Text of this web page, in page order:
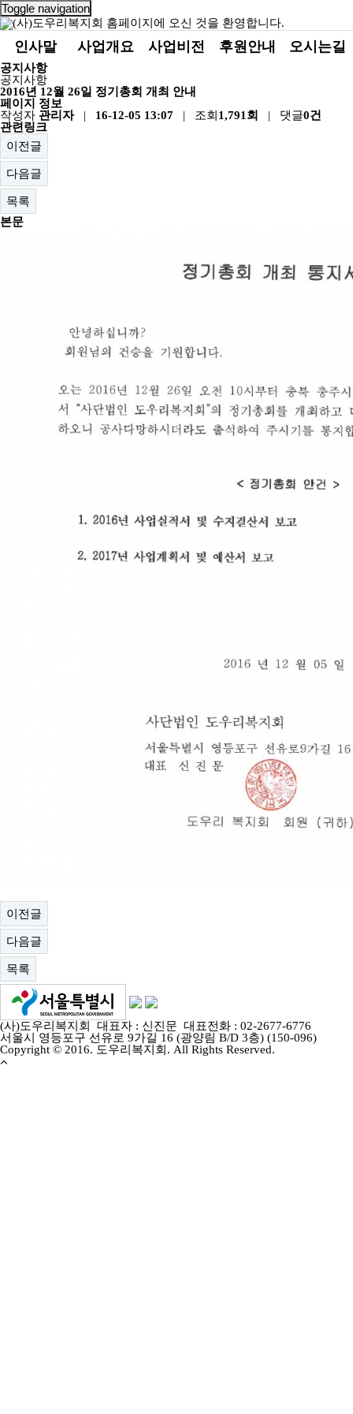
Toggle navigation
인사말 사업개요 사업비전 후원안내 오시는길
공지사항
공지사항
2016년 12월 26일 정기총회 개최 안내
페이지 정보
작성자 관리자| 16-12-05 13:07 | 조회1,791회 | 댓글0건
관련링크
이전글
다음글
목록
본문
이전글
다음글
목록
(사)도우리복지회 대표자 : 신진문 대표전화 : 02-2677-6776
서울시 영등포구 선유로 9가길 16 (광양림 B/D 3층) (150-096)
Copyright © 2016. 도우리복지회. All Rights Reserved.